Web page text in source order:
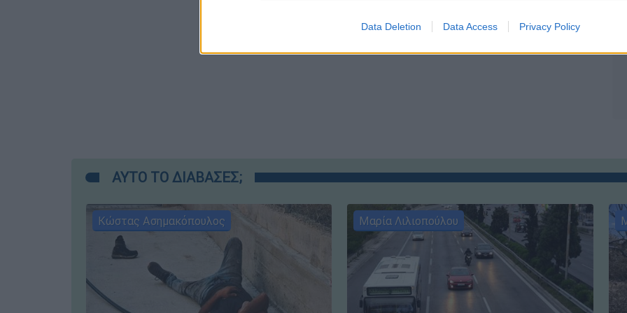
Data Deletion Data Access Privacy Policy
ΑΥΤΟ ΤΟ ΔΙΑΒΑΣΕΣ;
Κώστας Ασημακόπουλος Μαρία Λιλιοπούλου